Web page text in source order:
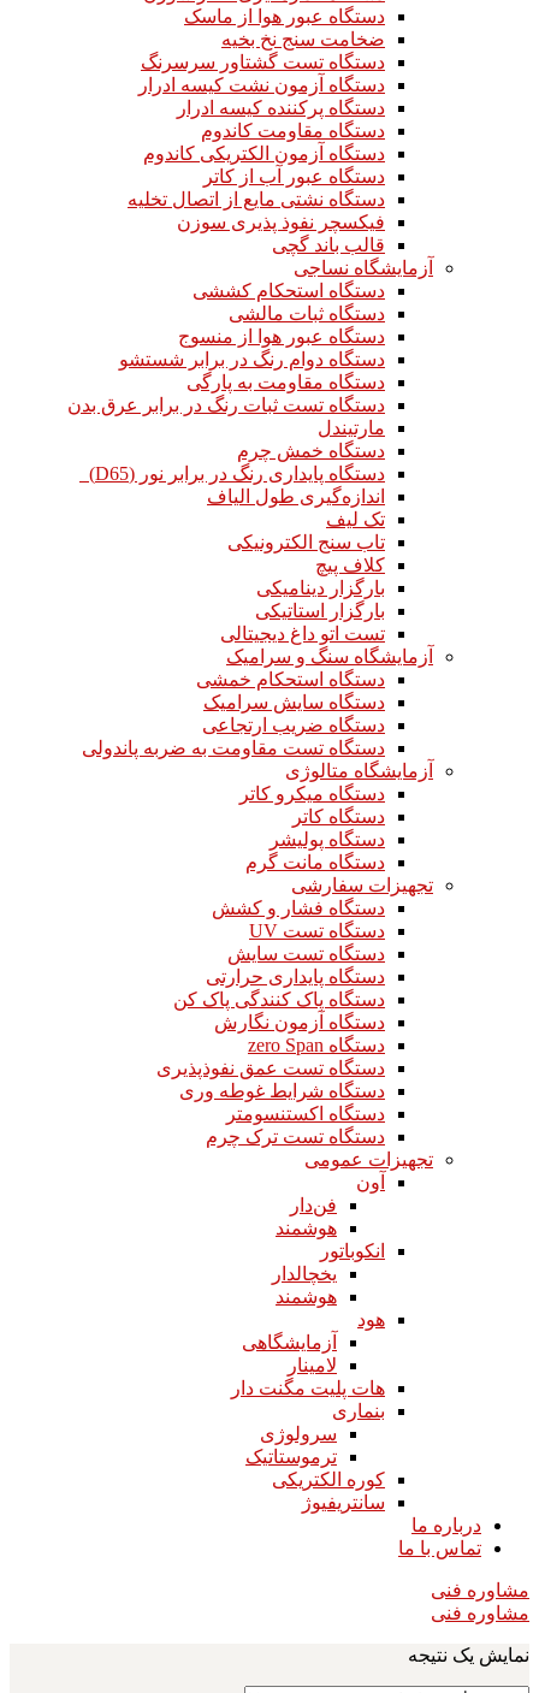
دستگاه عبور هوا از ماسک
ضخامت سنج نخ بخیه
دستگاه تست گشتاور سرسرنگ
دستگاه آزمون نشت کیسه ادرار
دستگاه پرکننده کیسه ادرار
دستگاه مقاومت کاندوم
دستگاه آزمون الکتریکی کاندوم
دستگاه عبور آب از کاتر
دستگاه نشتی مایع از اتصال تخلیه
فیکسچر نفوذ پذیری سوزن
قالب باند گچی
آزمایشگاه نساجی
دستگاه استحکام کششی
دستگاه ثبات مالشی
دستگاه عبور هوا از منسوج
دستگاه دوام رنگ در برابر شستشو
دستگاه مقاومت به پارگی
دستگاه تست ثبات رنگ در برابر عرق بدن
مارتیندل
دستگاه خمش چرم
دستگاه پایداری رنگ در برابر نور (D65)
اندازه‌گیری طول الیاف
تک لیف
تاب سنج الکترونیکی
کلاف پیچ
بارگزار دینامیکی
بارگزار استاتیکی
تست اتو داغ دیجیتالی
آزمایشگاه سنگ و سرامیک
دستگاه استحکام خمشی
دستگاه سایش سرامیک
دستگاه ضریب ارتجاعی
دستگاه تست مقاومت به ضربه پاندولی
آزمایشگاه متالوژی
دستگاه میکرو کاتر
دستگاه کاتر
دستگاه پولیشر
دستگاه مانت گرم
تجهیزات سفارشی
دستگاه فشار و کشش
دستگاه تست UV
دستگاه تست سایش
دستگاه پایداری حرارتی
دستگاه پاک کنندگی پاک کن
دستگاه آزمون نگارش
دستگاه zero Span
دستگاه تست عمق نفوذپذیری
دستگاه شرایط غوطه وری
دستگاه اکستنسومتر
دستگاه تست ترک چرم
تجهیزات عمومی
آون
فن‌دار
هوشمند
انکوباتور
یخچالدار
هوشمند
هود
آزمایشگاهی
لامینار​​​​​​​
هات پلیت مگنت دار​​​​​​​
بنماری
سرولوژی
ترموستاتیک
کوره الکتریکی
سانتریفیوژ
درباره ما
تماس با ما
مشاوره فنی
مشاوره فنی
نمایش یک نتیجه